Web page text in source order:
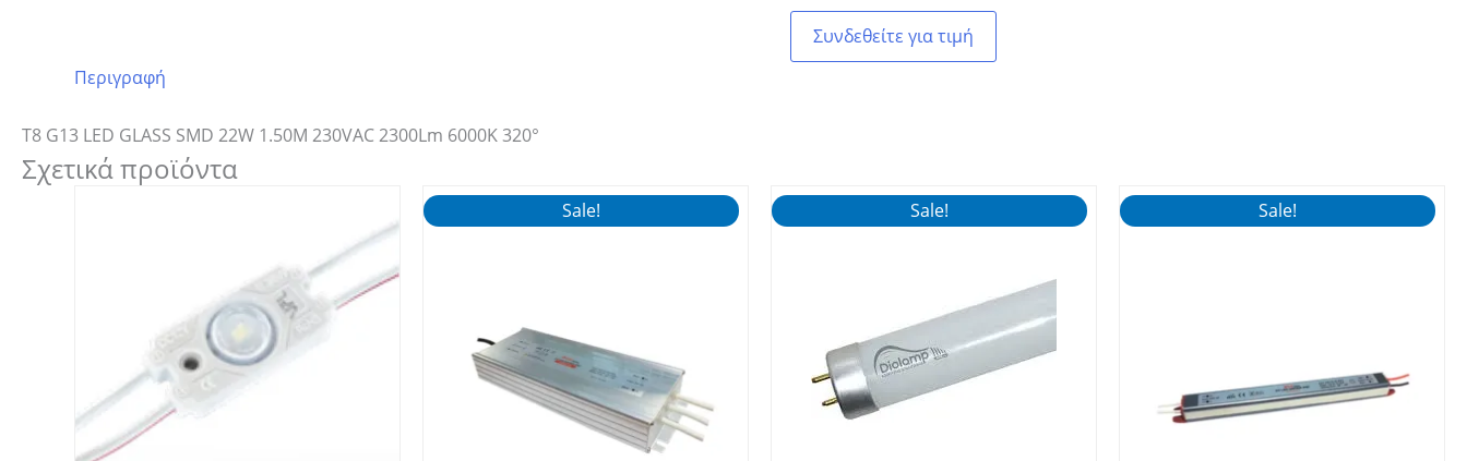
Συνδεθείτε για τιμή
Περιγραφή
T8 G13 LED GLASS SMD 22W 1.50M 230VAC 2300Lm 6000K 320°
Σχετικά προϊόντα
Sale! Sale! Sale!